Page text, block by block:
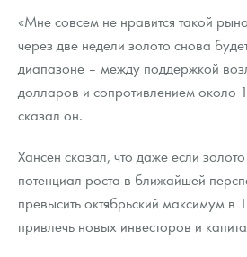
«Мне совсем не нравится такой
через две недели золото снова
диапазоне – между поддержкой
долларов и сопротивлением около
сказал он.
Хансен сказал, что даже если
потенциал роста в ближайшей
превысить октябрьский максимум в
привлечь новых инвесторов и